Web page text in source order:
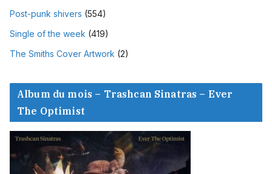
Post-punk shivers (554)
Single of the week (419)
The Smiths Cover Artwork (2)
Album du mois – Trashcan Sinatras – Ever
The Optimist